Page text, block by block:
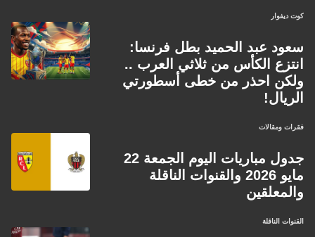
كوت ديفوار
سعود عبد الحميد بطل فرنسا:
انتزع الكأس من ثلاثي العرب ..
ولكن احذر من خطى أسطورتي
الريال!
فقرات ومقالات
جدول مباريات اليوم الجمعة 22
مايو 2026 والقنوات الناقلة
والمعلقين
القنوات الناقلة